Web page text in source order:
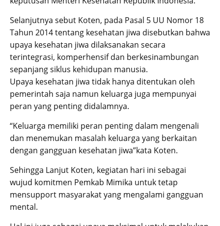
Selanjutnya sebut Koten, pada Pasal 5 UU Nomor 18
Tahun 2014 tentang kesehatan jiwa disebutkan bahwa
upaya kesehatan jiwa dilaksanakan secara
terintegrasi, komperhensif dan berkesinambungan
sepanjang siklus kehidupan manusia.
Upaya kesehatan jiwa tidak hanya ditentukan oleh
pemerintah saja namun keluarga juga mempunyai
peran yang penting didalamnya.
“Keluarga memiliki peran penting dalam mengenali
dan menemukan masalah keluarga yang berkaitan
dengan gangguan kesehatan jiwa”kata Koten.
Sehingga Lanjut Koten, kegiatan hari ini sebagai
wujud komitmen Pemkab Mimika untuk tetap
mensupport masyarakat yang mengalami gangguan
mental.